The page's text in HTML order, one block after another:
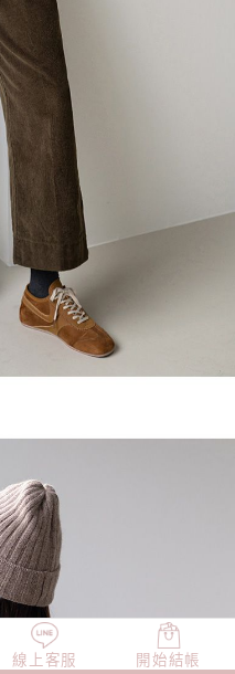
線上客服 開始結帳
TOP100 小編穿搭